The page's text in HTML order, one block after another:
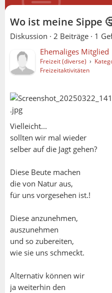
Wo ist meine Sippe
Diskussion · 2 Beiträge · 1
Ehemaliges Mitglied
Freizeit (diverse) ›
Freizeitaktivitäten
Vielleicht...
sollten wir mal wieder
selber auf die Jagt gehen?
Diese Beute machen
die von Natur aus,
für uns vorgesehen ist.!
Diese anzunehmen,
auszunehmen
und so zubereiten,
wie sie uns schmeckt.
Alternativ können wir
ja weiterhin den